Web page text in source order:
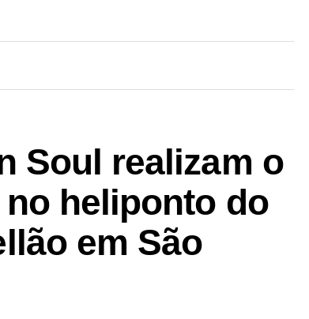
Soul realizam o
heliponto do
em São